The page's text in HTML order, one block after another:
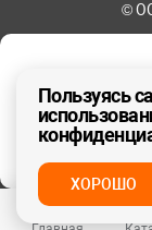
ДА,
©
Пользуясь
ХОРОШО